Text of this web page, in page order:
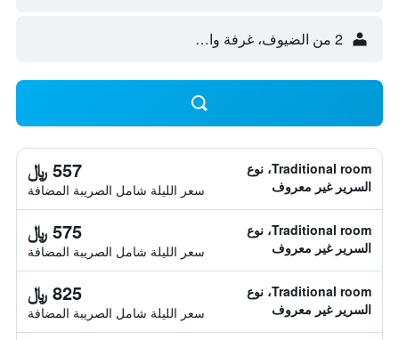
2 من الضيوف، غرفة واحدة
Traditional room، نوع
السرير غير معروف
557 ﷼
سعر الليلة شامل الصريبة المضافة
Traditional room، نوع
السرير غير معروف
575 ﷼
سعر الليلة شامل الصريبة المضافة
Traditional room، نوع
السرير غير معروف
825 ﷼
سعر الليلة شامل الصريبة المضافة